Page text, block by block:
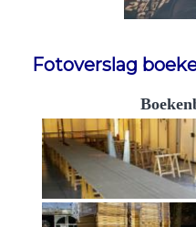
Fotoverslag